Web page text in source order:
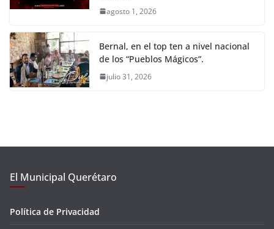
agosto 1, 2026
Bernal, en el top ten a nivel nacional
de los “Pueblos Mágicos”.
julio 31, 2026
El Municipal Querétaro
Política de Privacidad